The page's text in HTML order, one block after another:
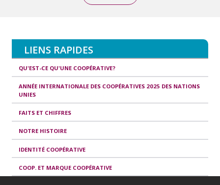
LIENS RAPIDES
QU'EST-CE QU'UNE COOPÉRATIVE?
ANNÉE INTERNATIONALE DES COOPÉRATIVES 2025 DES NATIONS
UNIES
FAITS ET CHIFFRES
NOTRE HISTOIRE
IDENTITÉ COOPÉRATIVE
COOP. ET MARQUE COOPÉRATIVE